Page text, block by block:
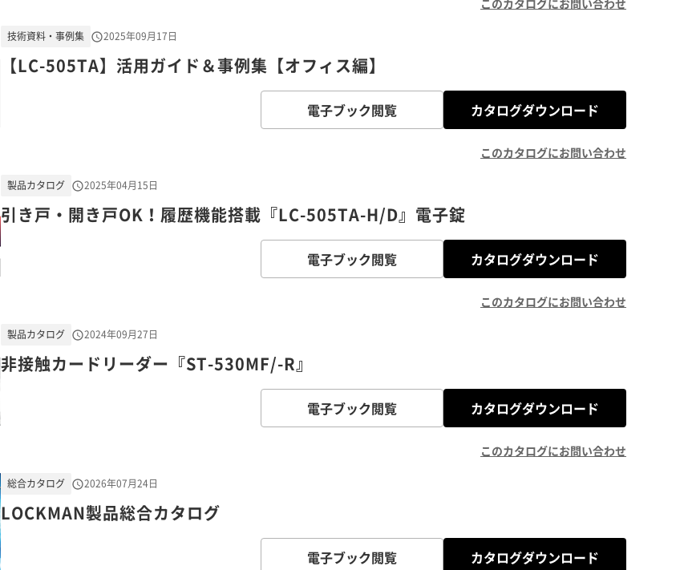
このカタログにお問い合わせ
【LC-505TA】活用ガイド＆事例集【オフィス編】
技術資料・事例集 2025年09月17日
電子ブック閲覧 カタログダウンロード
このカタログにお問い合わせ
引き戸・開き戸OK！履歴機能搭載『LC-505TA-H/D』電子錠
製品カタログ 2025年04月15日
電子ブック閲覧 カタログダウンロード
このカタログにお問い合わせ
非接触カードリーダー『ST-530MF/-R』
製品カタログ 2024年09月27日
電子ブック閲覧 カタログダウンロード
このカタログにお問い合わせ
LOCKMAN製品総合カタログ
総合カタログ 2026年07月24日
電子ブック閲覧 カタログダウンロード